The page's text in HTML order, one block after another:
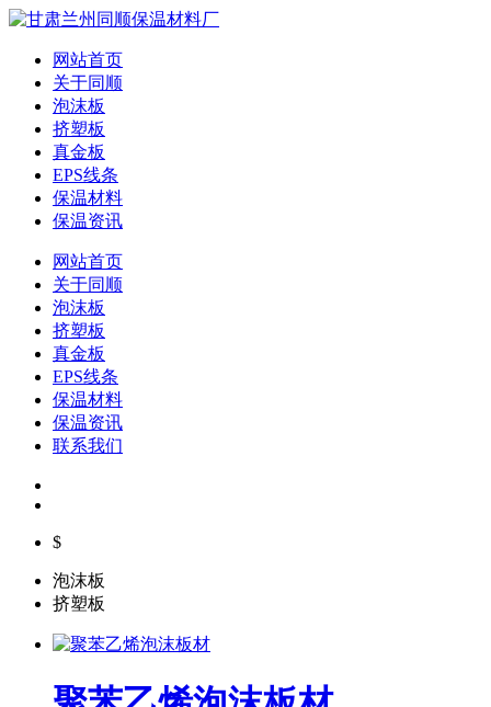
网站首页
关于同顺
泡沫板
挤塑板
真金板
EPS线条
保温材料
保温资讯
网站首页
关于同顺
泡沫板
挤塑板
真金板
EPS线条
保温材料
保温资讯
联系我们
$
泡沫板
挤塑板